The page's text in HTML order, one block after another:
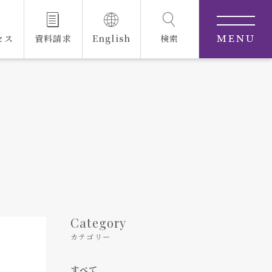
ス 資料請求 English 検索 MENU
Category
カテゴリー
すべて